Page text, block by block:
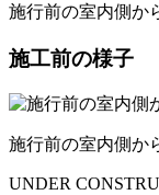
施行前の室内側か
施工前の様子
施行前の室内側か
UNDER